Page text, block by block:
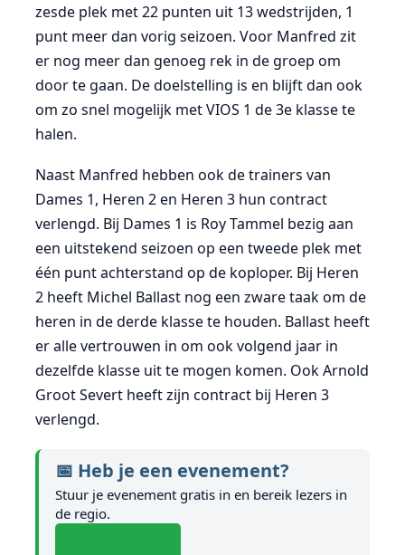
zesde plek met 22 punten uit 13 wedstrijden, 1
punt meer dan vorig seizoen. Voor Manfred zit
er nog meer dan genoeg rek in de groep om
door te gaan. De doelstelling is en blijft dan ook
om zo snel mogelijk met VIOS 1 de 3e klasse te
halen.
Naast Manfred hebben ook de trainers van
Dames 1, Heren 2 en Heren 3 hun contract
verlengd. Bij Dames 1 is Roy Tammel bezig aan
een uitstekend seizoen op een tweede plek met
één punt achterstand op de koploper. Bij Heren
2 heeft Michel Ballast nog een zware taak om de
heren in de derde klasse te houden. Ballast heeft
er alle vertrouwen in om ook volgend jaar in
dezelfde klasse uit te mogen komen. Ook Arnold
Groot Severt heeft zijn contract bij Heren 3
verlengd.
📅 Heb je een evenement?
Stuur je evenement gratis in en bereik lezers in
de regio.